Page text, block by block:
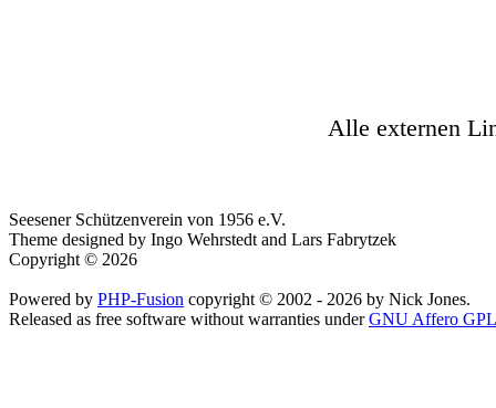
Alle externen
Seesener Schützenverein von 1956 e.V.
Theme designed by Ingo Wehrstedt and Lars Fabrytzek
Copyright © 2026
Powered by PHP-Fusion copyright © 2002 - 2026 by Nick Jones.
Released as free software without warranties underGNU Affero GPL